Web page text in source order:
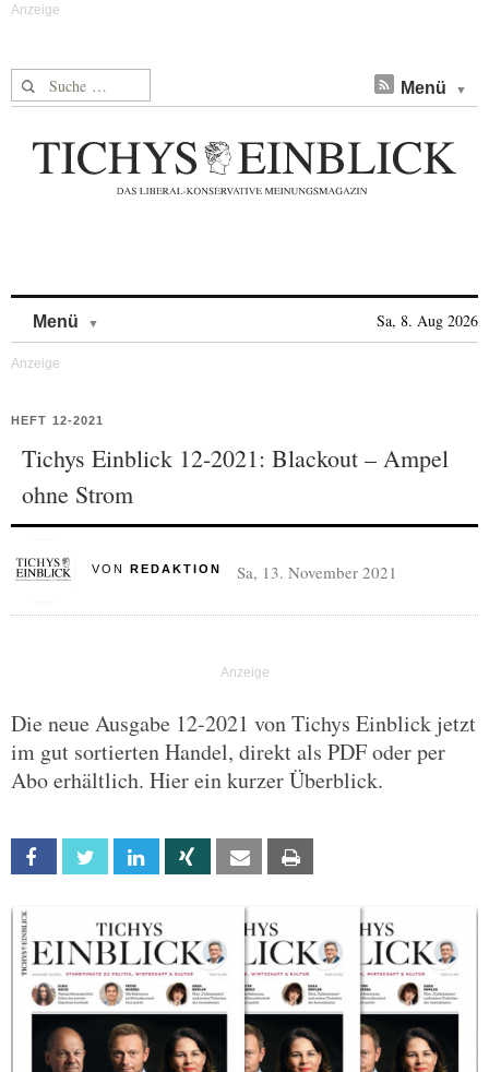
Suche nach: Menü
Menü Sa, 8. Aug 2026
HEFT 12-2021
Tichys Einblick 12-2021: Blackout – Ampel
ohne Strom
VON REDAKTION Sa, 13. November 2021
Die neue Ausgabe 12-2021 von Tichys Einblick jetzt
im gut sortierten Handel, direkt als PDF oder per
Abo erhältlich. Hier ein kurzer Überblick.
Facebook Twitter Linkedin Xing Email